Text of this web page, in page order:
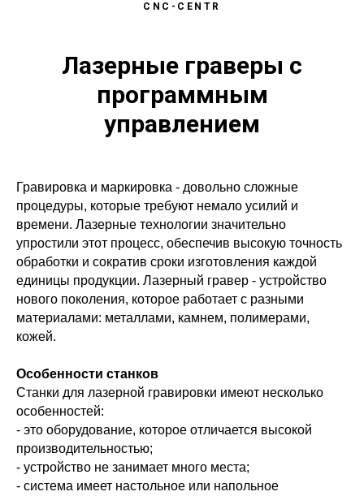
CNC-CENTR
Лазерные граверы с
программным
управлением
Гравировка и маркировка - довольно сложные
процедуры, которые требуют немало усилий и
времени. Лазерные технологии значительно
упростили этот процесс, обеспечив высокую точность
обработки и сократив сроки изготовления каждой
единицы продукции. Лазерный гравер - устройство
нового поколения, которое работает с разными
материалами: металлами, камнем, полимерами,
кожей.
Особенности станков
Станки для лазерной гравировки имеют несколько
особенностей:
- это оборудование, которое отличается высокой
производительностью;
- устройство не занимает много места;
- система имеет настольное или напольное